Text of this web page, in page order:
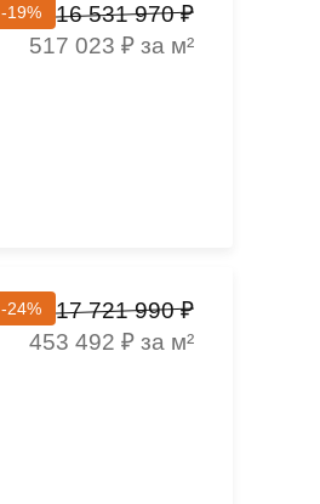
-19%
16 531 970 ₽
517 023 ₽ за м²
-24%
17 721 990 ₽
453 492 ₽ за м²